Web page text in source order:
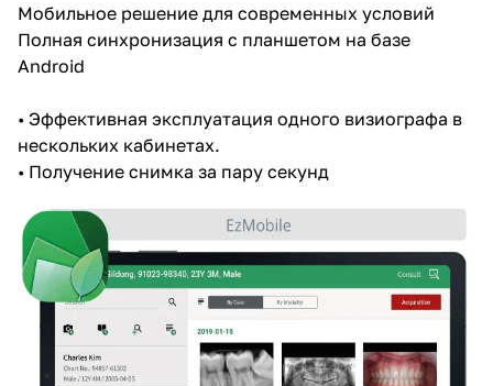
Мобильное решение для современных условий
Полная синхронизация с планшетом на базе
Android
• Эффективная эксплуатация одного визиографа в
нескольких кабинетах.
• Получение снимка за пару секунд